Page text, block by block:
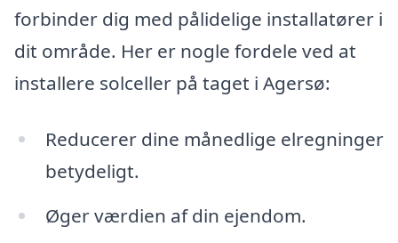
forbinder dig med pålidelige installatører i
dit område. Her er nogle fordele ved at
installere solceller på taget i Agersø:
Reducerer dine månedlige elregninger
betydeligt.
Øger værdien af din ejendom.